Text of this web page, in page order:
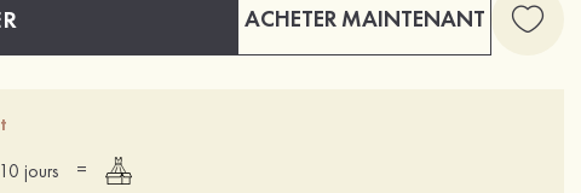
ACHETER MAINTENANT
jours
=